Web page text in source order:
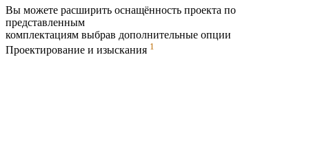
Вы можете расширить оснащённость проекта по
представленным
комплектациям выбрав дополнительные опции
Проектирование и изыскания 1